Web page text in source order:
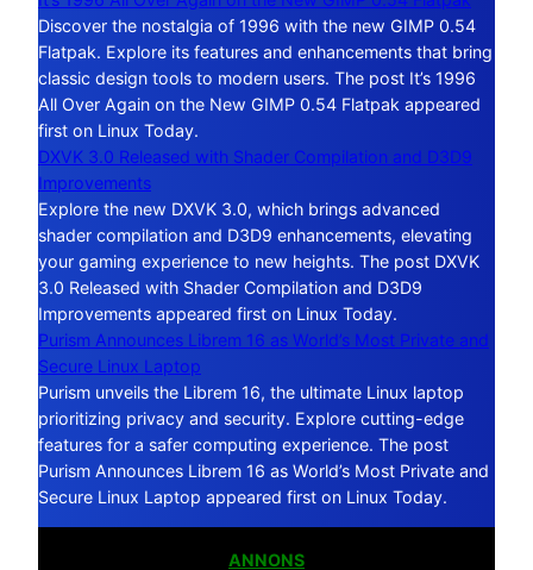
Discover the nostalgia of 1996 with the new GIMP 0.54
Flatpak. Explore its features and enhancements that bring
classic design tools to modern users. The post It’s 1996
All Over Again on the New GIMP 0.54 Flatpak appeared
first on Linux Today.
DXVK 3.0 Released with Shader Compilation and D3D9
Improvements
Explore the new DXVK 3.0, which brings advanced
shader compilation and D3D9 enhancements, elevating
your gaming experience to new heights. The post DXVK
3.0 Released with Shader Compilation and D3D9
Improvements appeared first on Linux Today.
Purism Announces Librem 16 as World’s Most Private and
Secure Linux Laptop
Purism unveils the Librem 16, the ultimate Linux laptop
prioritizing privacy and security. Explore cutting-edge
features for a safer computing experience. The post
Purism Announces Librem 16 as World’s Most Private and
Secure Linux Laptop appeared first on Linux Today.
ANNONS